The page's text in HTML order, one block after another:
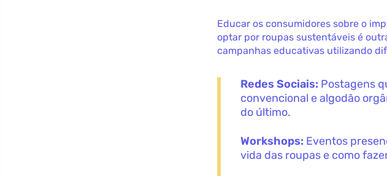
Educar os consumidores sobre o
optar por roupas sustentáveis é
campanhas educativas utilizando
Redes Sociais: Postagens
convencional e algodão
do último.
Workshops: Eventos
vida das roupas e como